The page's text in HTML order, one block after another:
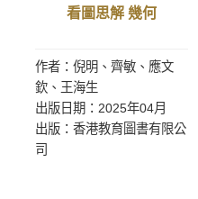
看圖思解 幾何
作者：倪明、齊敏、應文
欽、王海生
出版日期：2025年04月
出版：香港教育圖書有限公
司